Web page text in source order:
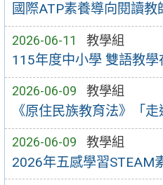
國際ATP素養導向閱讀教
2026-06-11 教學組
115年度中小學 雙語教
2026-06-09 教學組
《原住民族教育法》「走
2026-06-09 教學組
2026年五感學習STEAM